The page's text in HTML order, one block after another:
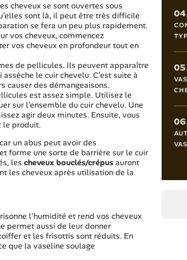
cheveux se sont ouvertes sous
sont là, il peut être très difficile
se fera un peu plus rapidement.
vos cheveux, commencez
vos cheveux en profondeur tout en
de pellicules. Ils peuvent apparaître
le cuir chevelu. C’est suite à
causer des démangeaisons.
est assez simple. Utilisez le
sur l’ensemble du cuir chevelu. Une
agir deux minutes. Ensuite, vous
le produit.
un abus peut avoir des
forme une sorte de barrière sur le cuir
les cheveux bouclés/crépusauront
les cheveux après utilisation de la
l'humidité et rend vos cheveux
permet aussi de leur donner
et les frisottis sont réduits. En
que la vaseline soulage